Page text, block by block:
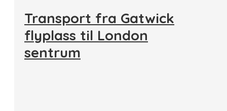
Transport fra Gatwick
flyplass til London
sentrum